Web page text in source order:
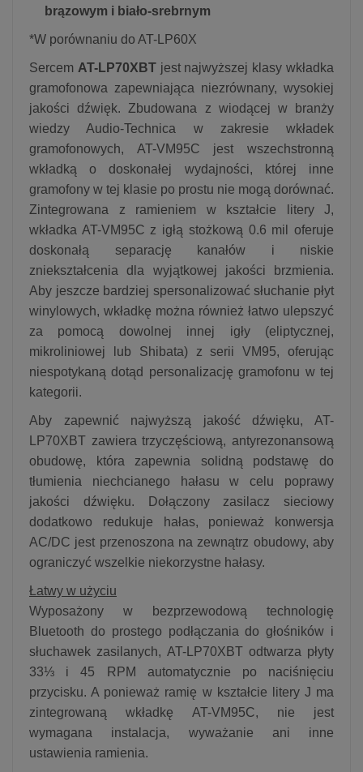
brązowym i biało-srebrnym
*W porównaniu do AT-LP60X
Sercem AT-LP70XBTjest najwyższej klasy wkładka
gramofonowa zapewniająca niezrównany, wysokiej
jakości dźwięk. Zbudowana z wiodącej w branży
wiedzy Audio-Technica w zakresie wkładek
gramofonowych, AT-VM95C jest wszechstronną
wkładką o doskonałej wydajności, której inne
gramofony w tej klasie po prostu nie mogą dorównać.
Zintegrowana z ramieniem w kształcie litery J,
wkładka AT-VM95C z igłą stożkową 0.6 mil oferuje
doskonałą separację kanałów i niskie
zniekształcenia dla wyjątkowej jakości brzmienia.
Aby jeszcze bardziej spersonalizować słuchanie płyt
winylowych, wkładkę można również łatwo ulepszyć
za pomocą dowolnej innej igły (eliptycznej,
mikroliniowej lub Shibata) z serii VM95, oferując
niespotykaną dotąd personalizację gramofonu w tej
kategorii.
Aby zapewnić najwyższą jakość dźwięku, AT-
LP70XBT zawiera trzyczęściową, antyrezonansową
obudowę, która zapewnia solidną podstawę do
tłumienia niechcianego hałasu w celu poprawy
jakości dźwięku. Dołączony zasilacz sieciowy
dodatkowo redukuje hałas, ponieważ konwersja
AC/DC jest przenoszona na zewnątrz obudowy, aby
ograniczyć wszelkie niekorzystne hałasy.
Łatwy w użyciu
Wyposażony w bezprzewodową technologię
Bluetooth do prostego podłączania do głośników i
słuchawek zasilanych, AT-LP70XBT odtwarza płyty
33⅓ i 45 RPM automatycznie po naciśnięciu
przycisku. A ponieważ ramię w kształcie litery J ma
zintegrowaną wkładkę AT-VM95C, nie jest
wymagana instalacja, wyważanie ani inne
ustawienia ramienia.